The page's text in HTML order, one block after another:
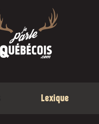
Lexique